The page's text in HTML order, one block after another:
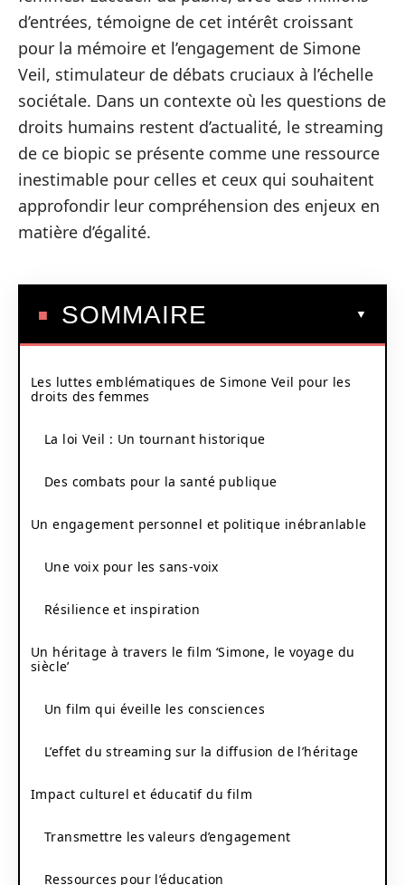
d’entrées, témoigne de cet intérêt croissant
pour la mémoire et l’engagement de Simone
Veil, stimulateur de débats cruciaux à l’échelle
sociétale. Dans un contexte où les questions de
droits humains restent d’actualité, le streaming
de ce biopic se présente comme une ressource
inestimable pour celles et ceux qui souhaitent
approfondir leur compréhension des enjeux en
matière d’égalité.
SOMMAIRE
Les luttes emblématiques de Simone Veil pour les
droits des femmes
La loi Veil : Un tournant historique
Des combats pour la santé publique
Un engagement personnel et politique inébranlable
Une voix pour les sans-voix
Résilience et inspiration
Un héritage à travers le film ‘Simone, le voyage du
siècle’
Un film qui éveille les consciences
L’effet du streaming sur la diffusion de l’héritage
Impact culturel et éducatif du film
Transmettre les valeurs d’engagement
Ressources pour l’éducation